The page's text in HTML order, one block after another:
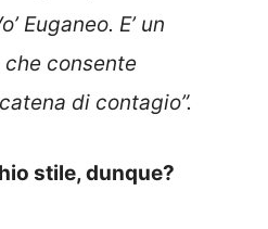
Euganeo. E’ un
consente
di contagio”.
stile, dunque?